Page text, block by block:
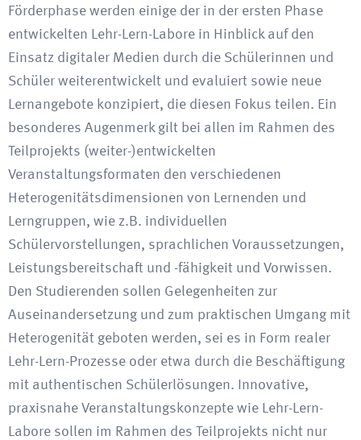
Förderphase werden einige der in der ersten Phase
entwickelten Lehr-Lern-Labore in Hinblick auf den
Einsatz digitaler Medien durch die Schülerinnen und
Schüler weiterentwickelt und evaluiert sowie neue
Lernangebote konzipiert, die diesen Fokus teilen. Ein
besonderes Augenmerk gilt bei allen im Rahmen des
Teilprojekts (weiter-)entwickelten
Veranstaltungsformaten den verschiedenen
Heterogenitätsdimensionen von Lernenden und
Lerngruppen, wie z.B. individuellen
Schülervorstellungen, sprachlichen Voraussetzungen,
Leistungsbereitschaft und -fähigkeit und Vorwissen.
Den Studierenden sollen Gelegenheiten zur
Auseinandersetzung und zum praktischen Umgang mit
Heterogenität geboten werden, sei es in Form realer
Lehr-Lern-Prozesse oder etwa durch die Beschäftigung
mit authentischen Schülerlösungen. Innovative,
praxisnahe Veranstaltungskonzepte wie Lehr-Lern-
Labore sollen im Rahmen des Teilprojekts nicht nur